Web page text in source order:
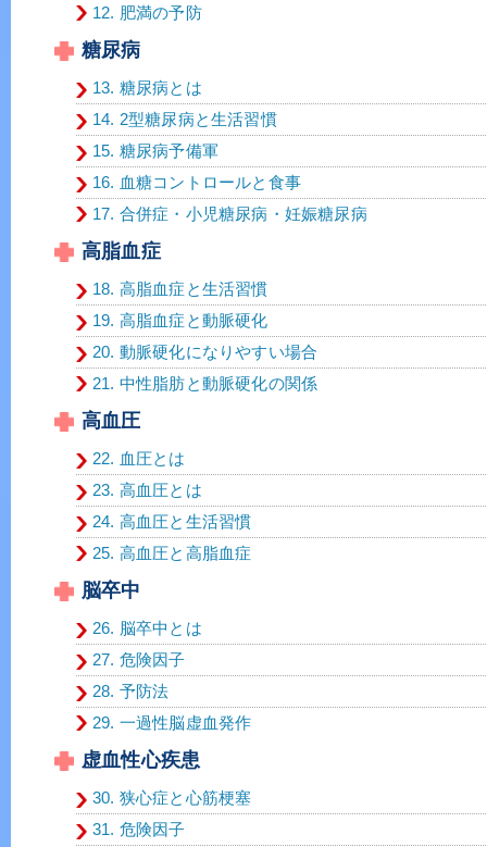
12. 肥満の予防
糖尿病
13. 糖尿病とは
14. 2型糖尿病と生活習慣
15. 糖尿病予備軍
16. 血糖コントロールと食事
17. 合併症・小児糖尿病・妊娠糖尿病
高脂血症
18. 高脂血症と生活習慣
19. 高脂血症と動脈硬化
20. 動脈硬化になりやすい場合
21. 中性脂肪と動脈硬化の関係
高血圧
22. 血圧とは
23. 高血圧とは
24. 高血圧と生活習慣
25. 高血圧と高脂血症
脳卒中
26. 脳卒中とは
27. 危険因子
28. 予防法
29. 一過性脳虚血発作
虚血性心疾患
30. 狭心症と心筋梗塞
31. 危険因子